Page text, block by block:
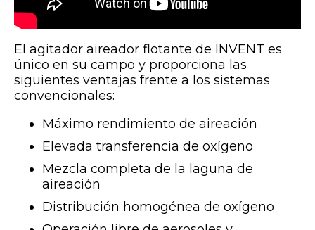
El agitador aireador flotante de INVENT es
único en su campo y proporciona las
siguientes ventajas frente a los sistemas
convencionales:
Máximo rendimiento de aireación
Elevada transferencia de oxígeno
Mezcla completa de la laguna de
aireación
Distribución homogénea de oxígeno